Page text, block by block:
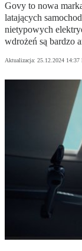
Govy to nowa
latających
nietypowych
wdrożeń są bardzo
Aktualizacja: 25.12.2024 14:37